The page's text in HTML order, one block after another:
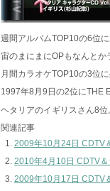
週間アルバムTOP10の6位に
宙のまにまにOPもなんとか
月間カラオケTOP10の3位
1997年8月9日の2位にTHE
ヘタリアのイギリスさん8位
関連記事
2009年10月24日 CDTV
2010年4月10日 CDTV＆
2009年10月17日 CDTV